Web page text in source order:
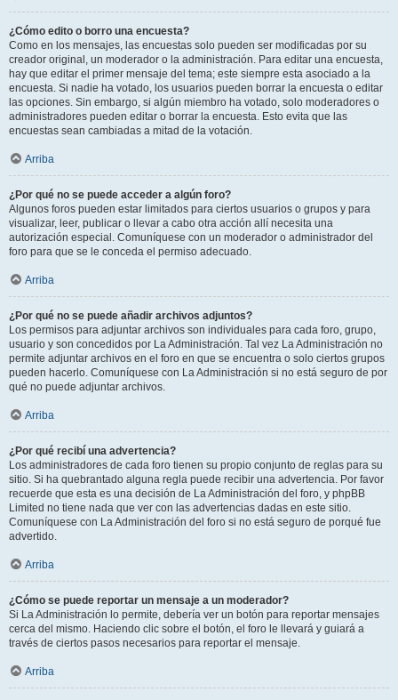
¿Cómo edito o borro una encuesta?
Como en los mensajes, las encuestas solo pueden ser modificadas por su
creador original, un moderador o la administración. Para editar una encuesta,
hay que editar el primer mensaje del tema; este siempre esta asociado a la
encuesta. Si nadie ha votado, los usuarios pueden borrar la encuesta o editar
las opciones. Sin embargo, si algún miembro ha votado, solo moderadores o
administradores pueden editar o borrar la encuesta. Esto evita que las
encuestas sean cambiadas a mitad de la votación.
Arriba
¿Por qué no se puede acceder a algún foro?
Algunos foros pueden estar limitados para ciertos usuarios o grupos y para
visualizar, leer, publicar o llevar a cabo otra acción allí necesita una
autorización especial. Comuníquese con un moderador o administrador del
foro para que se le conceda el permiso adecuado.
Arriba
¿Por qué no se puede añadir archivos adjuntos?
Los permisos para adjuntar archivos son individuales para cada foro, grupo,
usuario y son concedidos por La Administración. Tal vez La Administración no
permite adjuntar archivos en el foro en que se encuentra o solo ciertos grupos
pueden hacerlo. Comuníquese con La Administración si no está seguro de por
qué no puede adjuntar archivos.
Arriba
¿Por qué recibí una advertencia?
Los administradores de cada foro tienen su propio conjunto de reglas para su
sitio. Si ha quebrantado alguna regla puede recibir una advertencia. Por favor
recuerde que esta es una decisión de La Administración del foro, y phpBB
Limited no tiene nada que ver con las advertencias dadas en este sitio.
Comuníquese con La Administración del foro si no está seguro de porqué fue
advertido.
Arriba
¿Cómo se puede reportar un mensaje a un moderador?
Si La Administración lo permite, debería ver un botón para reportar mensajes
cerca del mismo. Haciendo clic sobre el botón, el foro le llevará y guiará a
través de ciertos pasos necesarios para reportar el mensaje.
Arriba